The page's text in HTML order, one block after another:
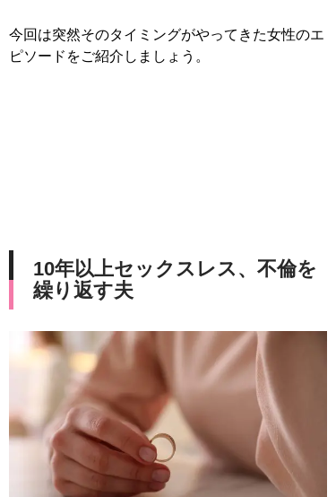
今回は突然そのタイミングがやってきた女性のエ
ピソードをご紹介しましょう。
10年以上セックスレス、不倫を
繰り返す夫